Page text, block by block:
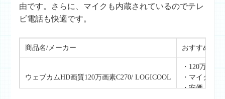
由です。さらに、マイクも内蔵されているのでテレ
ビ電話も快適です。
商品名/メーカー おすすめポ
ウェブカムHD画質120万画素C270/ LOGICOOL
・120万画素
・マイク内蔵
・安価